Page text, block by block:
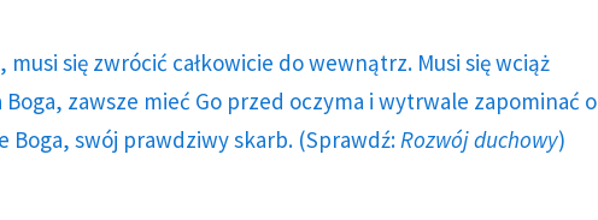
musi się zwrócić całkowicie do wewnątrz. Musi się wciąż
zawsze mieć Go przed oczyma i wytrwale zapominać o
Boga, swój prawdziwy skarb. (Sprawdź:Rozwój duchowy)